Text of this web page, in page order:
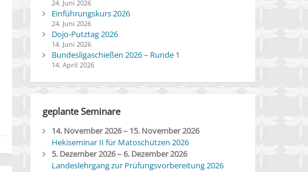
24. Juni 2026
Einführungskurs 2026
24. Juni 2026
Dojo-Putztag 2026
14. Juni 2026
Bundesligaschießen 2026 – Runde 1
14. April 2026
geplante Seminare
14. November 2026– 15. November 2026
Hekiseminar II für Matoschützen 2026
5. Dezember 2026–6. Dezember 2026
Landeslehrgang zur Prüfungsvorbereitung 2026